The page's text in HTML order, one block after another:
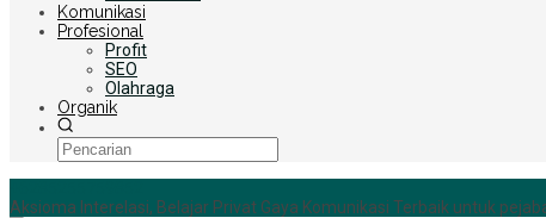
Komunikasi
Profesional
Profit
SEO
Olahraga
Organik
Aksioma Interelasi, Belajar Privat Gaya Komunikasi Terbaik untuk